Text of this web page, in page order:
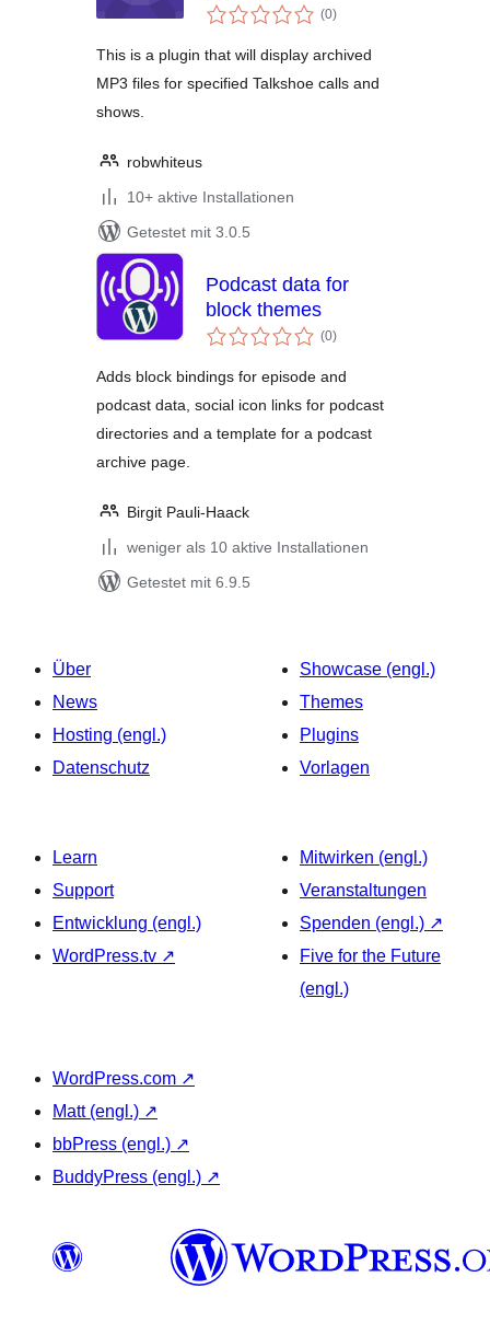
(0Bewertungen
insgesamt
)
This is a plugin that will display archived
MP3 files for specified Talkshoe calls and
shows.
robwhiteus
10+ aktive Installationen
Getestet mit 3.0.5
Podcast data for
block themes
(0Bewertungen
insgesamt
)
Adds block bindings for episode and
podcast data, social icon links for podcast
directories and a template for a podcast
archive page.
Birgit Pauli-Haack
weniger als 10 aktive Installationen
Getestet mit 6.9.5
Über
News
Hosting (engl.)
Datenschutz
Showcase (engl.)
Themes
Plugins
Vorlagen
Learn
Support
Entwicklung (engl.)
WordPress.tv ↗
Mitwirken (engl.)
Veranstaltungen
Spenden (engl.) ↗
Five for the Future
(engl.)
WordPress.com ↗
Matt (engl.) ↗
bbPress (engl.) ↗
BuddyPress (engl.) ↗